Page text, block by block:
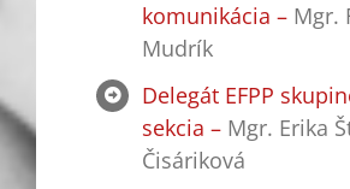
komunikácia – Mgr.
Mudrík
Delegát EFPP
sekcia – Mgr. Erika
Čisáriková